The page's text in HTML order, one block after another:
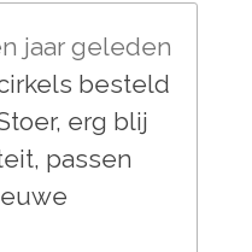
jaar geleden
besteld
erg blij
passen